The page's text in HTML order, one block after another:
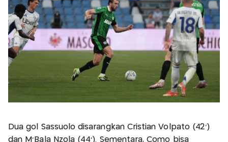
Dua gol Sassuolo disarangkan Cristian Volpato (42’)
dan M’Bala Nzola (44’). Sementara, Como bisa